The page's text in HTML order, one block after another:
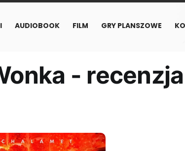
AUDIOBOOK FILM GRY PLANSZOWE
- recenzja